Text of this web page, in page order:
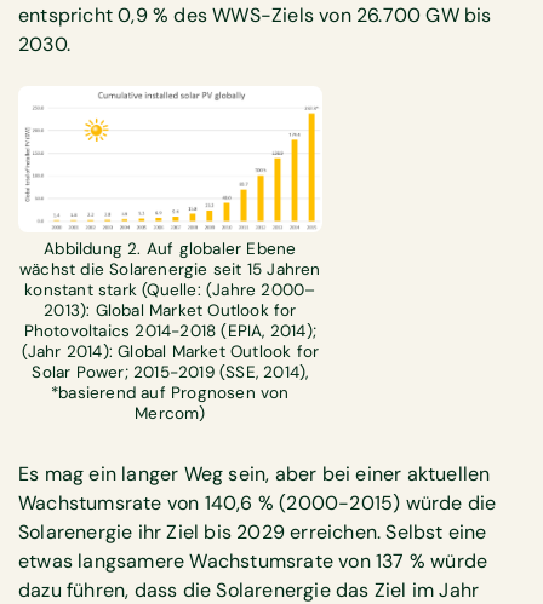
entspricht 0,9 % des WWS-Ziels von 26.700 GW bis
2030.
Abbildung 2. Auf globaler Ebene
wächst die Solarenergie seit 15 Jahren
konstant stark (Quelle: (Jahre 2000–
2013): Global Market Outlook for
Photovoltaics 2014-2018 (EPIA, 2014);
(Jahr 2014): Global Market Outlook for
Solar Power; 2015-2019 (SSE, 2014),
*basierend auf Prognosen von
Mercom)
Es mag ein langer Weg sein, aber bei einer aktuellen
Wachstumsrate von 140,6 % (2000-2015) würde die
Solarenergie ihr Ziel bis 2029 erreichen. Selbst eine
etwas langsamere Wachstumsrate von 137 % würde
dazu führen, dass die Solarenergie das Ziel im Jahr